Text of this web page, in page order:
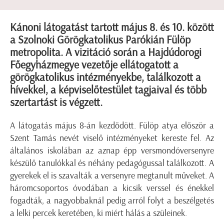
Kánoni látogatást tartott május 8. és 10. között
a Szolnoki Görögkatolikus Parókián Fülöp
metropolita. A vizitáció során a Hajdúdorogi
Főegyházmegye vezetője ellátogatott a
görögkatolikus intézményekbe, találkozott a
hívekkel, a képviselőtestület tagjaival és több
szertartást is végzett.
A látogatás május 8-án kezdődött. Fülöp atya először a
Szent Tamás nevét viselő intézményeket kereste fel. Az
általános iskolában az aznap épp versmondóversenyre
készülő tanulókkal és néhány pedagógussal találkozott. A
gyerekek el is szavalták a versenyre megtanult műveket. A
háromcsoportos óvodában a kicsik verssel és énekkel
fogadták, a nagyobbaknál pedig arról folyt a beszélgetés
a lelki percek keretében, ki miért hálás a szüleinek.